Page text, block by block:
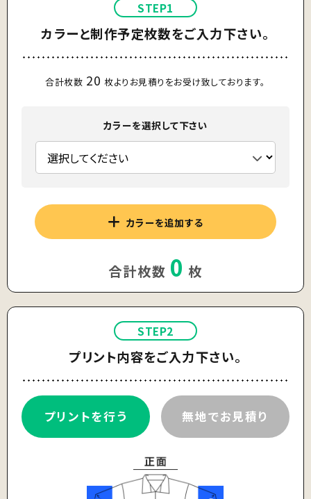
STEP1
カラーと制作予定枚数をご入力下さい。
合計枚数 20 枚よりお見積りをお受け致しております。
カラーを選択して下さい
カラーを追加する
合計枚数 0 枚
STEP2
プリント内容をご入力下さい。
プリントを行う 無地でお見積り